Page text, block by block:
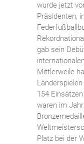
wurde jetzt
Präsidenten,
gab sein
Mittlerweile
154
waren im
Platz bei der